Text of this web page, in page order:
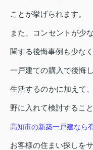
ことが挙げられます。
また、コンセントが少
関する後悔事例も少な
一戸建ての購入で後悔
生活するのかに加えて
野に入れて検討するこ
高知市の新築一戸建なら
お客様の住まい探しを